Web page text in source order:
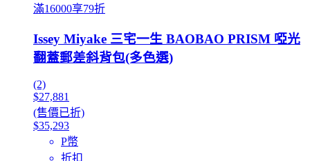
滿16000享79折
Issey Miyake 三宅一生 BAOBAO PRISM 啞光
翻蓋郵差斜背包(多色選)
(2)
$27,881
(售價已折)
$35,293
P幣
折扣